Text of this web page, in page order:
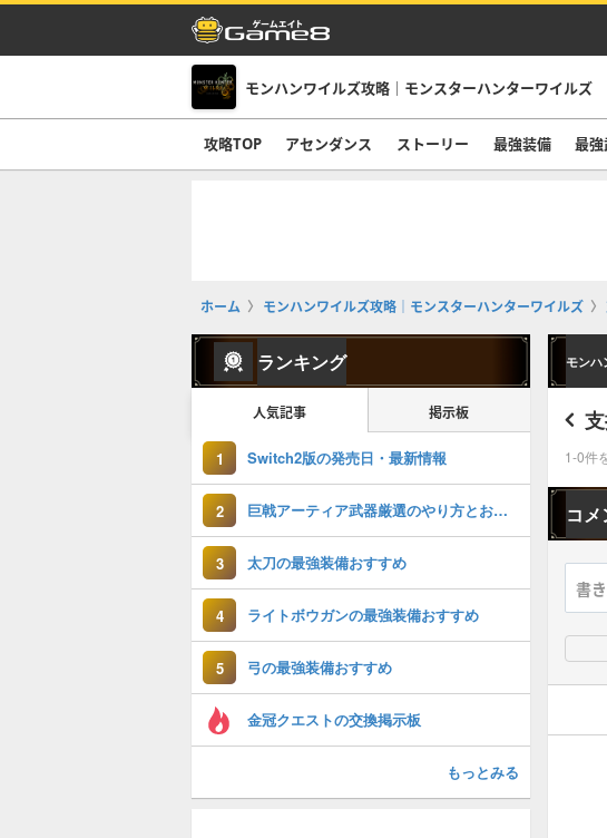
モンハンワイルズ攻略｜モンスターハンターワイルズ
攻略TOP アセンダンス ストーリー 最強装備 最
ホーム モンハンワイルズ攻略｜モンスターハンターワイルズ
モンハ
1-0件
コメ
ランキング
人気記事 掲示板
1 Switch2版の発売日・最新情報
2 巨戟アーティア武器厳選のやり方とおすすめスキル
3 太刀の最強装備おすすめ
4 ライトボウガンの最強装備おすすめ
5 弓の最強装備おすすめ
金冠クエストの交換掲示板
もっとみる